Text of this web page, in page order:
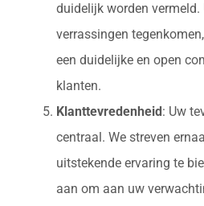
duidelijk worden vermeld.
verrassingen
een duidelijke en open
klanten.
Klanttevredenheid : Uw
centraal. We streven
uitstekende ervaring te
aan om aan uw